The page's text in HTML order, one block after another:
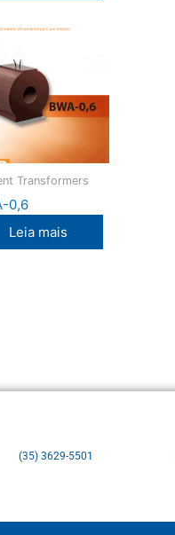
Transformers
0,6
Leia mais
(35) 3629-5501